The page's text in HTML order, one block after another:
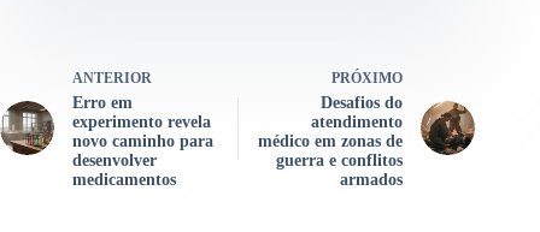
ANTERIOR
Erro em
experimento revela
novo caminho para
desenvolver
medicamentos
PRÓXIMO
Desafios do
atendimento
médico em zonas de
guerra e conflitos
armados